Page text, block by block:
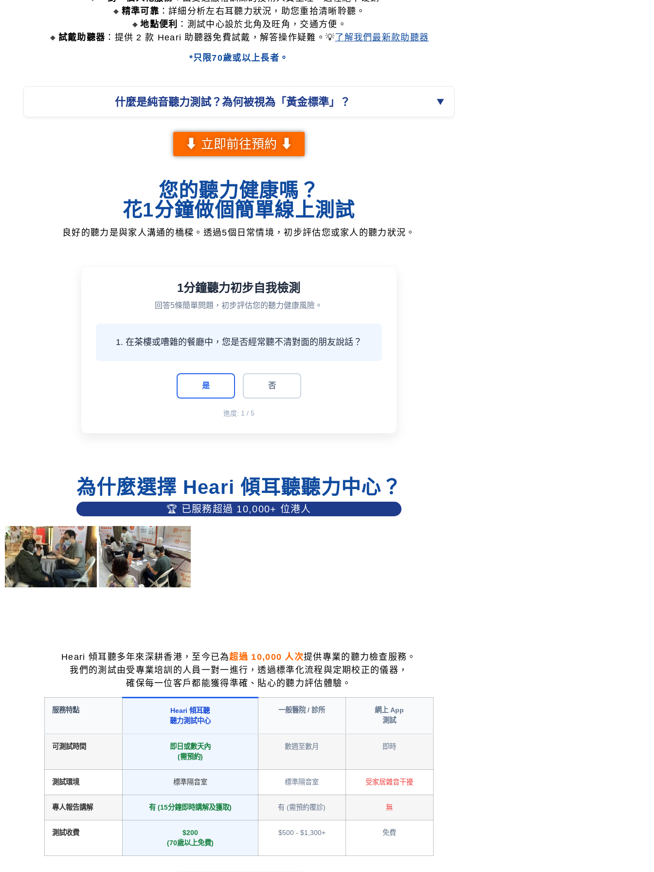
🔸 精準可靠 ：詳細分析左右耳聽力狀況，助您重拾清晰聆聽。
🔸地點便利
：測試中心設於北角及旺角，交通方便。
🔸 試戴助聽器 ：提供 2 款 Heari 助聽器免費試戴，解答操作疑難。💡 了解我們最新款助聽器
*只限70歲或以上長者。
什麼是純音聽力測試？為何被視為「黃金標準」？
⬇ 立即前往預約 ⬇
您的聽力健康嗎？
花1分鐘做個簡單線上測試
良好的聽力是與家人溝通的橋樑。透過5個日常情境，初步評估您或家人的聽力狀況。
1分鐘聽力初步自我檢測
回答5條簡單問題，初步評估您的聽力健康風險。
1. 在茶樓或嘈雜的餐廳中，您是否經常聽不清對面的朋友說話？
是 否
進度: 1 / 5
為什麼選擇 Heari 傾耳聽聽力中心？
🏆 已服務超過 10,000+ 位港人
Heari 傾耳聽多年來深耕香港，至今已為超過 10,000 人次提供專業的聽力檢查服務。
我們的測試由受專業培訓的人員一對一進行，透過標準化流程與定期校正的儀器，
確保每一位客戶都能獲得準確、貼心的聽力評估體驗。
服務特點
Heari 傾耳聽
聽力測試中心
一般醫院 / 診所
網上 App
測試
可測試時間
即日或數天內
(需預約)
數週至數月 即時
測試環境 標準隔音室 標準隔音室 受家居雜音干擾
專人報告講解 有 (15分鐘即時講解及獲取) 有 (需預約覆診) 無
測試收費
$200
(70歲以上免費)
$500 - $1,300+ 免費